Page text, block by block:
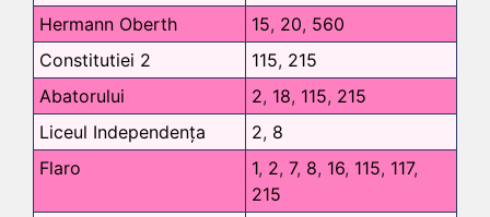
Hermann Oberth
15, 20, 560
Constitutiei 2
115, 215
Abatorului
2, 18, 115, 215
Liceul Independența
2, 8
Flaro
1, 2, 7, 8, 16, 115, 117,
215